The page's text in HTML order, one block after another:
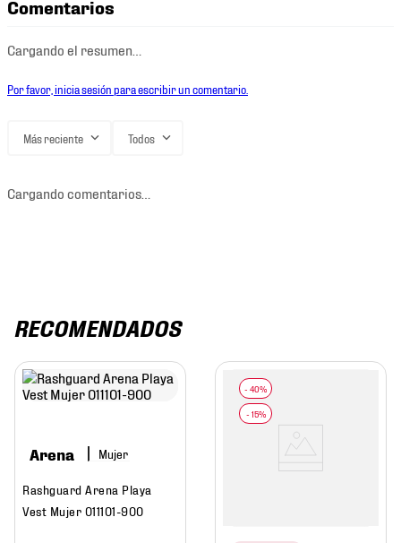
Comentarios
Cargando el resumen…
Por favor, inicia sesión para escribir un comentario.
Más reciente Todos
Cargando comentarios…
RECOMENDADOS
Arena Mujer
Rashguard Arena Playa
Vest Mujer 011101-900